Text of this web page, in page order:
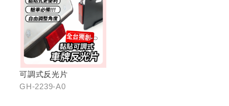
可調式反光片
GH-2239-A0